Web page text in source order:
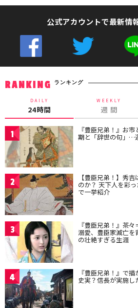
公式アカウントで最新情
RANKING ランキング
DAILY
24時間
WEEKLY
週 間
1 『豊臣兄弟！』お
期と「辞世の句」…
2 【豊臣兄弟！】秀
のか？ 天下人を彩
で一挙紹介
3 『豊臣兄弟！』茶
溺愛、豊臣家滅亡を
の壮絶すぎる生涯
4 『豊臣兄弟！』で
史実？信長が実施